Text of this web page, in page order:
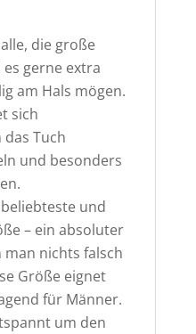
die große
gerne extra
am Hals mögen.
sich
Tuch
und besonders
und
– ein absoluter
man nichts falsch
Größe eignet
für Männer.
um den